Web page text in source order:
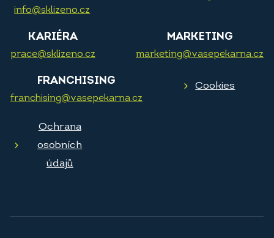
info@sklizeno.cz
KARIÉRA
prace@sklizeno.cz
MARKETING
marketing@vasepekarna.cz
FRANCHISING
franchising@vasepekarna.cz
Cookies
Ochrana
osobních
údajů